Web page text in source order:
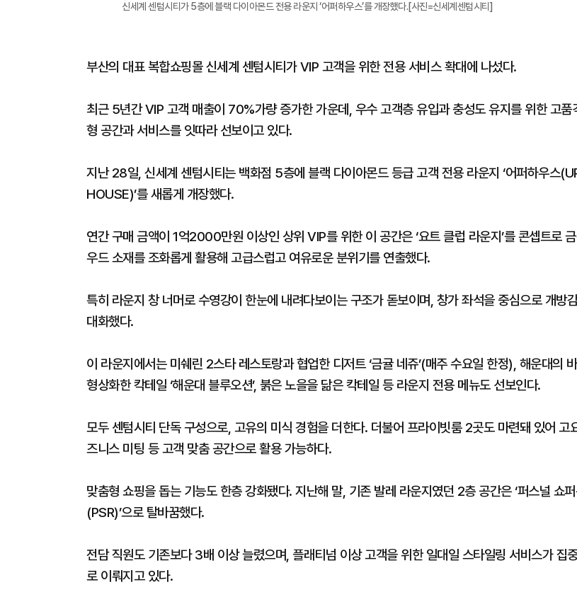
신세계 센텀시티가 5층에 블랙 다이아몬드 전용 라운지 ‘어퍼하우스’를 개장했다.[사진=신세계센텀시티]
부산의 대표 복합쇼핑몰 신세계 센텀시티가 VIP 고객을 위한 전용 서비스 확대에 나섰다.
최근 5년간 VIP 고객 매출이 70%가량 증가한 가운데, 우수 고객층 유입과 충성도 유지를 위한 고품
형 공간과 서비스를 잇따라 선보이고 있다.
지난 28일, 신세계 센텀시티는 백화점 5층에 블랙 다이아몬드 등급 고객 전용 라운지 ‘어퍼하우스
HOUSE)’를 새롭게 개장했다.
연간 구매 금액이 1억2000만원 이상인 상위 VIP를 위한 이 공간은 ‘요트 클럽 라운지’를 콘셉트로
우드 소재를 조화롭게 활용해 고급스럽고 여유로운 분위기를 연출했다.
특히 라운지 창 너머로 수영강이 한눈에 내려다보이는 구조가 돋보이며, 창가 좌석을 중심으로 개방
대화했다.
이 라운지에서는 미쉐린 2스타 레스토랑과 협업한 디저트 ‘금귤 네쥬’(매주 수요일 한정), 해운대의
형상화한 칵테일 ‘해운대 블루오션’, 붉은 노을을 닮은 칵테일 등 라운지 전용 메뉴도 선보인다.
모두 센텀시티 단독 구성으로, 고유의 미식 경험을 더한다. 더불어 프라이빗룸 2곳도 마련돼 있어 고
즈니스 미팅 등 고객 맞춤 공간으로 활용 가능하다.
맞춤형 쇼핑을 돕는 기능도 한층 강화됐다. 지난해 말, 기존 발레 라운지였던 2층 공간은 ‘퍼스널 쇼
(PSR)’으로 탈바꿈했다.
전담 직원도 기존보다 3배 이상 늘렸으며, 플래티넘 이상 고객을 위한 일대일 스타일링 서비스가 집
로 이뤄지고 있다.